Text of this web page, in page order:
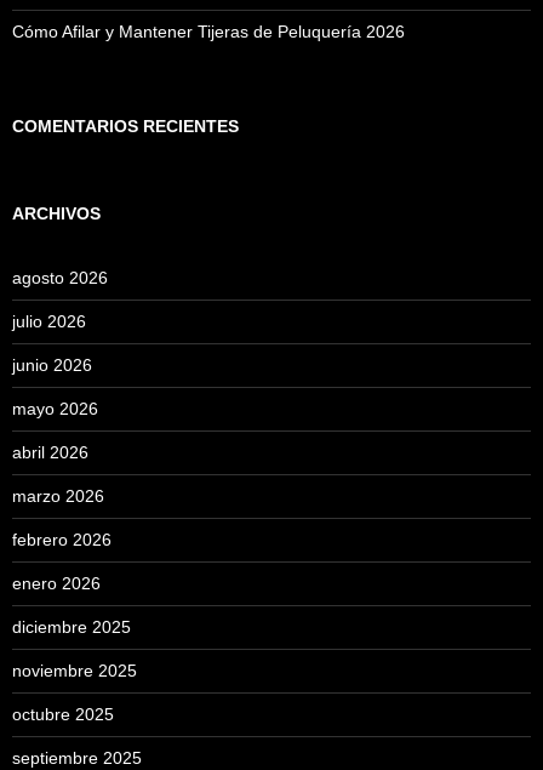
Cómo Afilar y Mantener Tijeras de Peluquería 2026
COMENTARIOS RECIENTES
ARCHIVOS
agosto 2026
julio 2026
junio 2026
mayo 2026
abril 2026
marzo 2026
febrero 2026
enero 2026
diciembre 2025
noviembre 2025
octubre 2025
septiembre 2025